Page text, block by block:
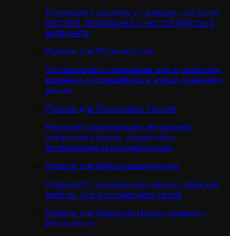
Блокируйте рекламу и трекеры для более
быстрой, безопасной и чистой работы в
интернете.
Прокси для Путешествий
Отслеживайте изменения цен в реальном
времени и оставайтесь в курсе динамики
рынка.
Прокси для Поисковых Систем
Находите информацию мгновенно:
локальная выдача, результаты,
изображения и рекомендации.
Прокси для Мультиаккаунтинга
Управляйте несколькими аккаунтами для
работы, игр и социальных сетей.
Прокси для Развития Искусственного
Интеллекта